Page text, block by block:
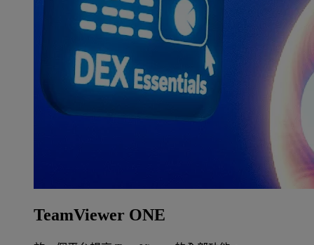
TeamViewer ONE